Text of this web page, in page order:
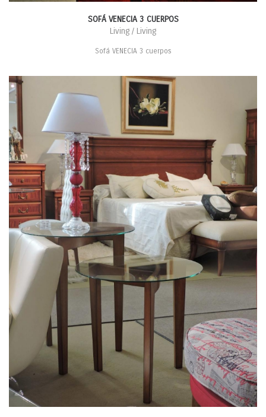
SOFÁ VENECIA 3 CUERPOS
Living / Living
Sofá VENECIA 3 cuerpos